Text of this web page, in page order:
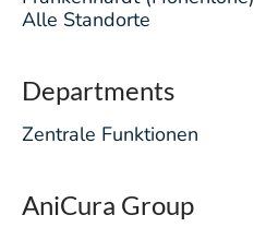
Alle Standorte
Departments
Zentrale Funktionen
AniCura Group